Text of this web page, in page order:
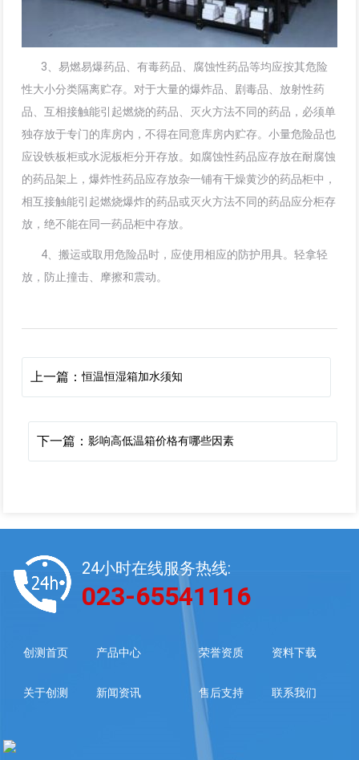
3、易燃易爆药品、有毒药品、腐蚀性药品等均应按其危险
性大小分类隔离贮存。对于大量的爆炸品、剧毒品、放射性药
品、互相接触能引起燃烧的药品、灭火方法不同的药品，必须单
独存放于专门的库房内，不得在同意库房内贮存。小量危险品也
应设铁板柜或水泥板柜分开存放。如腐蚀性药品应存放在耐腐蚀
的药品架上，爆炸性药品应存放杂一铺有干燥黄沙的药品柜中，
相互接触能引起燃烧爆炸的药品或灭火方法不同的药品应分柜存
放，绝不能在同一药品柜中存放。
4、搬运或取用危险品时，应使用相应的防护用具。轻拿轻
放，防止撞击、摩擦和震动。
上一篇： 恒温恒湿箱加水须知
下一篇： 影响高低温箱价格有哪些因素
24小时在线服务热线:
023-65541116
创测首页 产品中心
关于创测 新闻资讯
荣誉资质 资料下载
售后支持 联系我们